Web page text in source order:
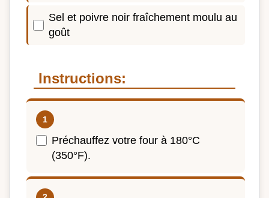
Sel et poivre noir fraîchement moulu au
goût
Instructions:
Préchauffez votre four à 180°C
(350°F).